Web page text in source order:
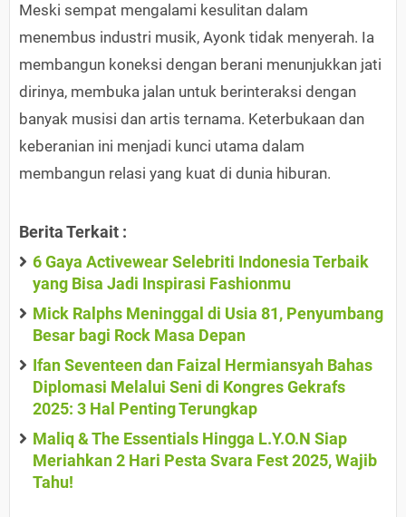
Meski sempat mengalami kesulitan dalam
menembus industri musik, Ayonk tidak menyerah. Ia
membangun koneksi dengan berani menunjukkan jati
dirinya, membuka jalan untuk berinteraksi dengan
banyak musisi dan artis ternama. Keterbukaan dan
keberanian ini menjadi kunci utama dalam
membangun relasi yang kuat di dunia hiburan.
Berita Terkait :
6 Gaya Activewear Selebriti Indonesia Terbaik
yang Bisa Jadi Inspirasi Fashionmu
Mick Ralphs Meninggal di Usia 81, Penyumbang
Besar bagi Rock Masa Depan
Ifan Seventeen dan Faizal Hermiansyah Bahas
Diplomasi Melalui Seni di Kongres Gekrafs
2025: 3 Hal Penting Terungkap
Maliq & The Essentials Hingga L.Y.O.N Siap
Meriahkan 2 Hari Pesta Svara Fest 2025, Wajib
Tahu!